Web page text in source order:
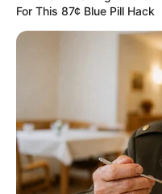
Hotels in den Alpen am
Allgäu
Eine
die
wunderschöne Natur
und Almen weidenden
For This 87¢ Blue Pill Hack